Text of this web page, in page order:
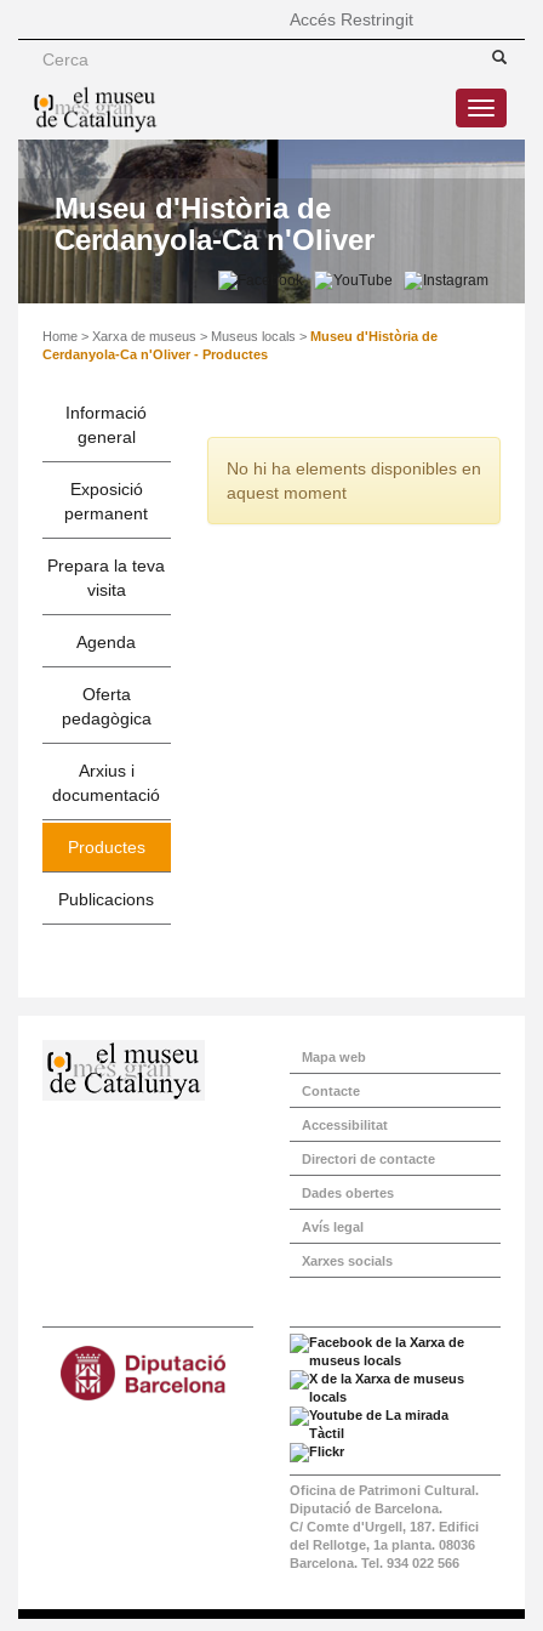
Accés Restringit
Toggle
Museu d'Història de
Cerdanyola-Ca n'Oliver
Home > Xarxa de museus > Museus locals > Museu d'Història de
Cerdanyola-Ca n'Oliver - Productes
Informació
general
Exposició
permanent
Prepara la teva
visita
Agenda
Oferta
pedagògica
Arxius i
documentació
Productes
Publicacions
No hi ha elements disponibles en
aquest moment
Mapa web
Contacte
Accessibilitat
Directori de contacte
Dades obertes
Avís legal
Xarxes socials
Oficina de Patrimoni Cultural.
Diputació de Barcelona.
C/ Comte d'Urgell, 187. Edifici
del Rellotge, 1a planta. 08036
Barcelona. Tel. 934 022 566